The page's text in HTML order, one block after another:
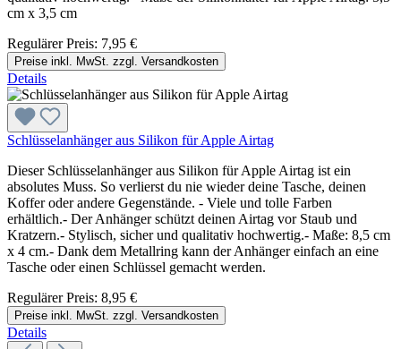
cm x 3,5 cm
Regulärer Preis: 7,95 €
Preise inkl. MwSt. zzgl. Versandkosten
Details
Schlüsselanhänger aus Silikon für Apple Airtag
Dieser Schlüsselanhänger aus Silikon für Apple Airtag ist ein
absolutes Muss. So verlierst du nie wieder deine Tasche, deinen
Koffer oder andere Gegenstände. - Viele und tolle Farben
erhältlich.- Der Anhänger schützt deinen Airtag vor Staub und
Kratzern.- Stylisch, sicher und qualitativ hochwertig.- Maße: 8,5 cm
x 4 cm.- Dank dem Metallring kann der Anhänger einfach an eine
Tasche oder einen Schlüssel gemacht werden.
Regulärer Preis: 8,95 €
Preise inkl. MwSt. zzgl. Versandkosten
Details